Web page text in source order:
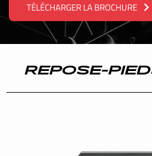
TÉLÉCHARGER LA BROCHURE
REPOSE-
DANMARK
DEUTSCHLAND
FRANCE